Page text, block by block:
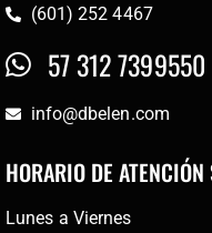
(601) 252 4467
57 312 7399550
info@dbelen.com
HORARIO DE
Lunes a Viernes